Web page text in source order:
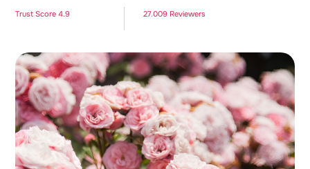
Trust Score 4.9 27.009 Reviewers